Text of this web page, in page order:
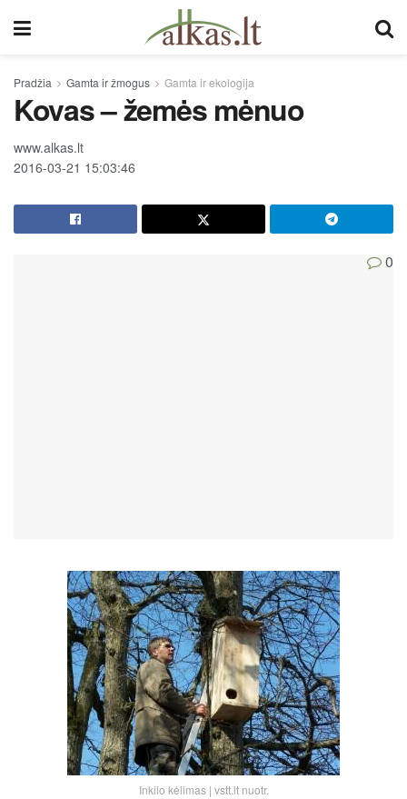
Pradžia Gamta ir žmogus Gamta ir ekologija
Kovas – žemės mėnuo
www.alkas.lt
2016-03-21 15:03:46
0
Inkilo kėlimas | vstt.lt nuotr.